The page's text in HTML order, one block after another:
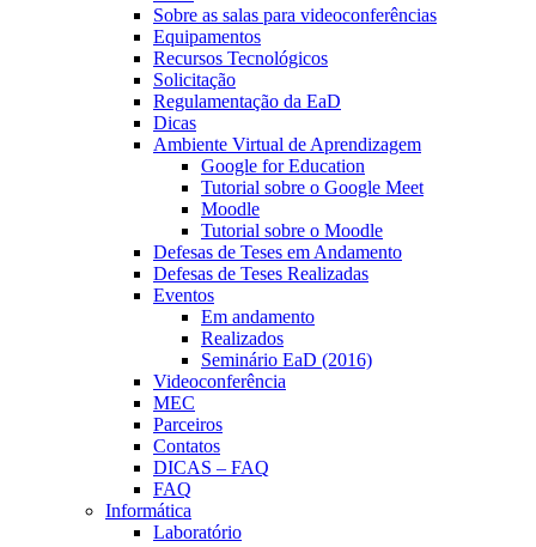
Sobre as salas para videoconferências
Equipamentos
Recursos Tecnológicos
Solicitação
Regulamentação da EaD
Dicas
Ambiente Virtual de Aprendizagem
Google for Education
Tutorial sobre o Google Meet
Moodle
Tutorial sobre o Moodle
Defesas de Teses em Andamento
Defesas de Teses Realizadas
Eventos
Em andamento
Realizados
Seminário EaD (2016)
Videoconferência
MEC
Parceiros
Contatos
DICAS – FAQ
FAQ
Informática
Laboratório